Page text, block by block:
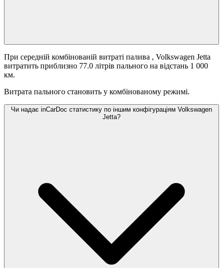
При середній комбінованій витраті палива , Volkswagen Jetta
витратить приблизно 77.0 літрів пального на відстань 1 000
км.
Витрата пального становить у комбінованому режимі.
Чи надає inCarDoc статистику по іншим конфігураціям Volkswagen
Jetta?